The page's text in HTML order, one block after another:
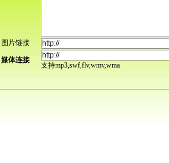
图片链接
媒体连接
支持mp3,swf,flv,wmv,wma